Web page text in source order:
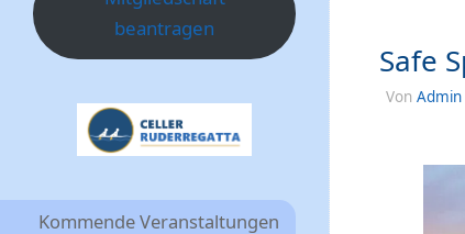
Safe
Von Admin
beantragen
Kommende Veranstaltungen